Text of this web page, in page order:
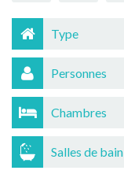
Type
Personnes
Chambres
Salles de bain